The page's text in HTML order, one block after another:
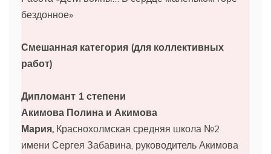
бездонное»
Смешанная категория (для коллективных
работ)
Дипломант 1 степени
Акимова Полина и Акимова
Мария, Краснохолмская средняя школа №2
имени Сергея Забавина, руководитель Акимова